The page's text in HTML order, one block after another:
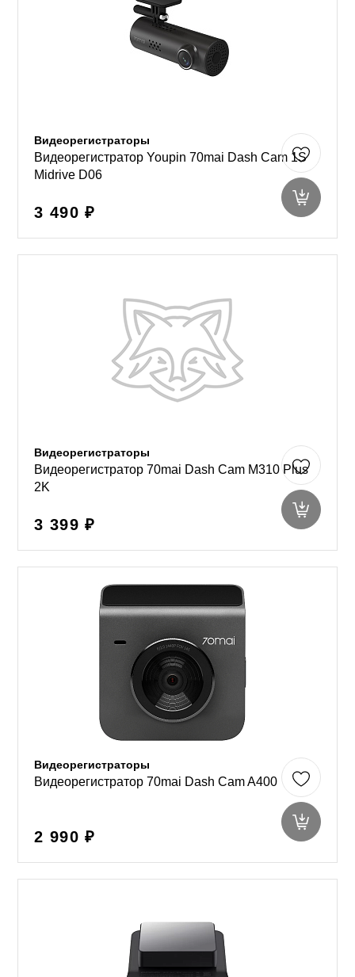
Видеорегистраторы
Видеорегистратор Youpin 70mai Dash Cam 1S
Midrive D06
3 490 ₽
Видеорегистраторы
Видеорегистратор 70mai Dash Cam M310 Plus
2K
3 399 ₽
Видеорегистраторы
Видеорегистратор 70mai Dash Cam A400
2 990 ₽